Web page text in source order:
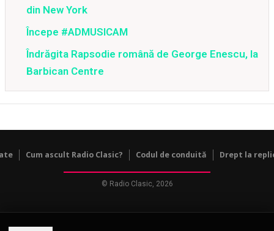
din New York
Începe #ADMUSICAM
Îndrăgita Rapsodie română de George Enescu, la
Barbican Centre
Cum ascult Radio Clasic? Codul de conduită Drept la
© Radio Clasic, 2026